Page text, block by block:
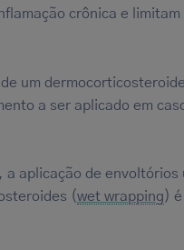
crônica e limitam
um
a ser aplicado em
a aplicação de envoltórios
(wet wrapping)